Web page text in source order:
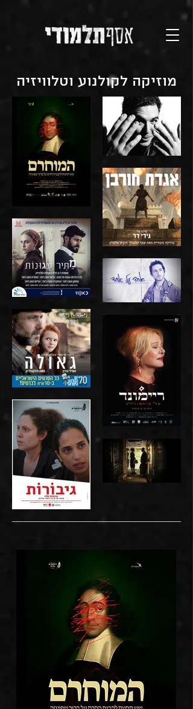
מוזיקה לקולנוע וטלוויזיה